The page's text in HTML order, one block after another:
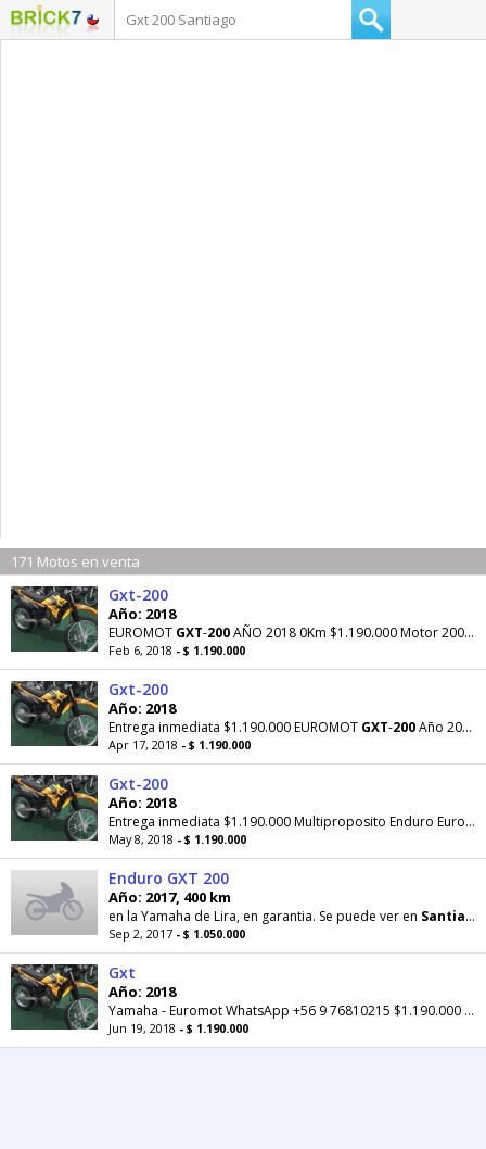
171 Motos en venta
Gxt-200
Año: 2018
EUROMOT GXT-200AÑO 2018 0Km $1.190.000 Motor 200cc, 5 velocidades, refrigerada por aire
Feb 6, 2018 - $ 1.190.000
Gxt-200
Año: 2018
Entrega inmediata $1.190.000 EUROMOT GXT-200Año 2018 0Km Multiproposito / Enduro Motor 200cc
Apr 17, 2018 - $ 1.190.000
Gxt-200
Año: 2018
Entrega inmediata $1.190.000 Multiproposito Enduro Euromot
May 8, 2018 - $ 1.190.000
Enduro GXT 200
Año: 2017, 400 km
en la Yamaha de Lira, en garantia. Se puede ver en Santiago
Sep 2, 2017 - $ 1.050.000
Gxt
Año: 2018
Yamaha - Euromot WhatsApp +56 9 76810215 $1.190.000 Multiproposito-Enduro! EUROMOT
Jun 19, 2018 - $ 1.190.000